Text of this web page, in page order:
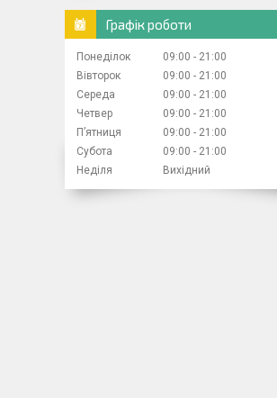
Графік роботи
Понеділок 09:00
21:00
Вівторок
09:00
21:00
Середа
09:00
21:00
Четвер
09:00
21:00
Пʼятниця
09:00
21:00
Субота
09:00
21:00
Неділя
Вихідний